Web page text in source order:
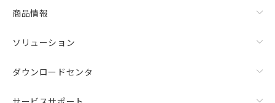
商品情報
ソリューション
ダウンロードセンタ